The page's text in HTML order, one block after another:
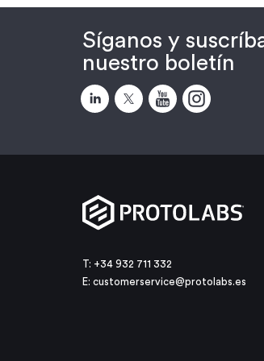
Síganos y
nuestro boletín
T: +34 932 711 332
E: customerservice@protolabs.es